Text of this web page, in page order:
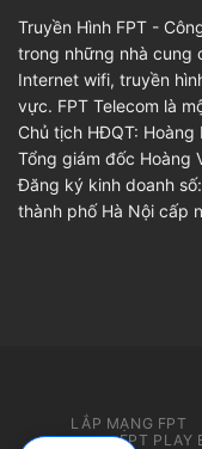
Truyền Hình FPT -
trong những nhà cung
Internet wifi, truyền
vực. FPT Telecom là
Chủ tịch HĐQT: Hoàng
Tổng giám đốc Hoàng
Đăng ký kinh doanh
thành phố Hà Nội cấp
LẮP MẠNG FPT
FPT PLAY